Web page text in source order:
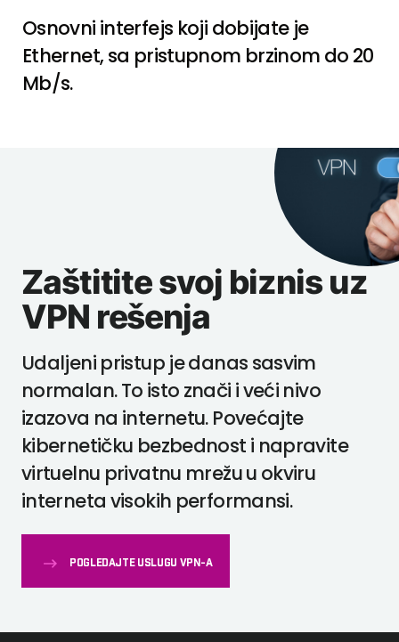
Osnovni interfejs koji dobijate je
Ethernet, sa pristupnom brzinom do 20
Mb/s.
Zaštitite svoj biznis uz
VPN rešenja
Udaljeni pristup je danas sasvim
normalan. To isto znači i veći nivo
izazova na internetu. Povećajte
kibernetičku bezbednost i napravite
virtuelnu privatnu mrežu u okviru
interneta visokih performansi.
POGLEDAJTE USLUGU VPN-A